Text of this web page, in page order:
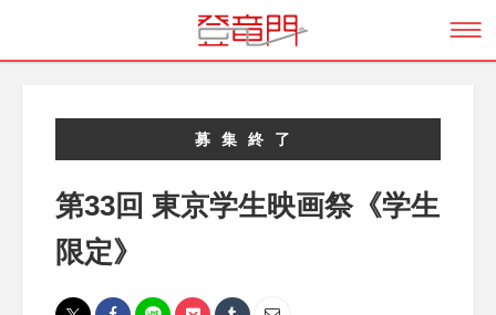
募集終了
第33回 東京学生映画祭《学生
限定》